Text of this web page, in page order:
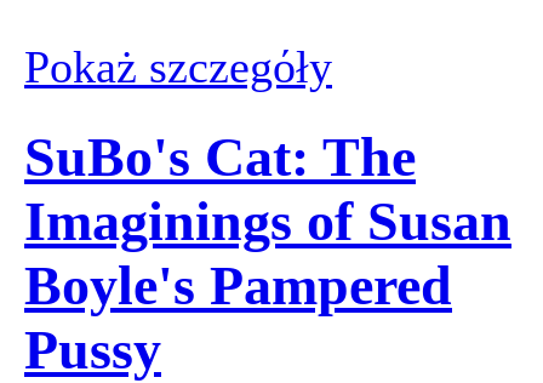
Pokaż szczegόły
SuBo's Cat: The
Imaginings of Susan
Boyle's Pampered
Pussy